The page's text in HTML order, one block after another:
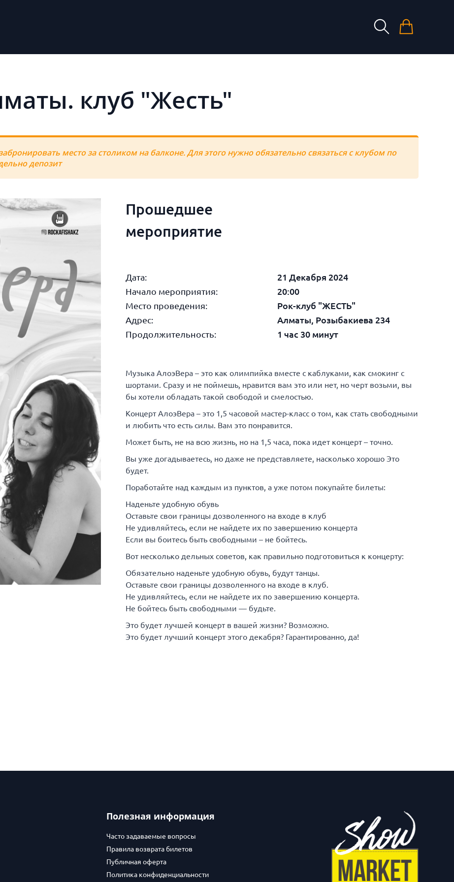
клуб "Жесть"
место за столиком на балконе. Для этого нужно обязательно связаться с клубом по
депозит
Прошедшее
мероприятие
Дата:
21 Декабря 2024
Начало мероприятия:
20:00
Место проведения:
Рок-клуб "ЖЕСТЬ"
Адрес:
Алматы, Розыбакиева 234
Продолжительность:
1 час 30 минут
Музыка АлоэВера – это как олимпийка вместе с каблуками, как смокинг с
шортами. Сразу и не поймешь, нравится вам это или нет, но черт возьми, вы
бы хотели обладать такой свободой и смелостью.
Концерт АлоэВера – это 1,5 часовой мастер-класс о том, как стать свободными
и любить что есть силы. Вам это понравится.
Может быть, не на всю жизнь, но на 1,5 часа, пока идет концерт – точно.
Вы уже догадываетесь, но даже не представляете, насколько хорошо Это
будет.
Поработайте над каждым из пунктов, а уже потом покупайте билеты:
Наденьте удобную обувь
Оставьте свои границы дозволенного на входе в клуб
Не удивляйтесь, если не найдете их по завершению концерта
Если вы боитесь быть свободными – не бойтесь.
Вот несколько дельных советов, как правильно подготовиться к концерту:
Обязательно наденьте удобную обувь, будут танцы.
Оставьте свои границы дозволенного на входе в клуб.
Не удивляйтесь, если не найдете их по завершению концерта.
Не бойтесь быть свободными — будьте.
Это будет лучшей концерт в вашей жизни? Возможно.
Это будет лучший концерт этого декабря? Гарантированно, да!
Полезная информация
Часто задаваемые вопросы
Правила возврата билетов
Публичная оферта
Политика конфиденциальности